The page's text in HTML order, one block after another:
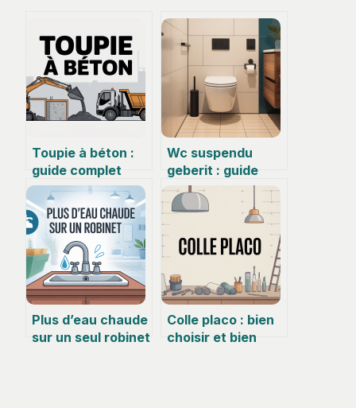
Toupie à béton :
guide complet
pour choisir,
commander et
optimiser son
chantier
Wc suspendu
geberit : guide
complet pour bien
choisir et installer
Plus d’eau chaude
sur un seul robinet
Colle placo : bien
choisir et bien